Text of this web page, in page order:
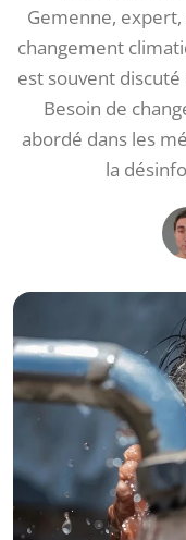
Gemenne,
changement
est souvent
Besoin de
abordé dans les
la